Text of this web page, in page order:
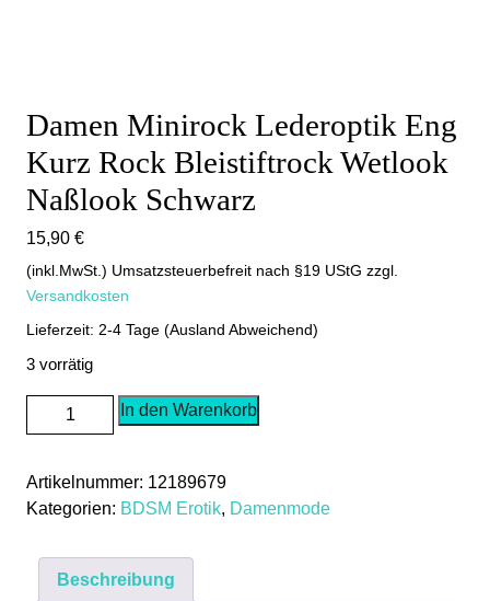
Damen Minirock Lederoptik Eng
Kurz Rock Bleistiftrock Wetlook
Naßlook Schwarz
15,90 €
(inkl.MwSt.) Umsatzsteuerbefreit nach §19 UStG zzgl.
Versandkosten
Lieferzeit: 2-4 Tage (Ausland Abweichend)
3 vorrätig
Damen
Minirock
Eng
Kurz
Bleistiftrock
Wetlook
In den Warenkorb
Artikelnummer: 12189679
Kategorien: BDSM Erotik, Damenmode
Beschreibung